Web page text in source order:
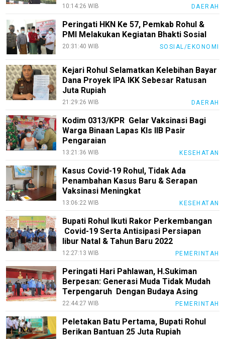
10:14:26 WIB DAERAH
Peringati HKN Ke 57, Pemkab Rohul &
PMI Melakukan Kegiatan Bhakti Sosial
20:31:40 WIB SOSIAL/EKONOMI
Kejari Rohul Selamatkan Kelebihan Bayar
Dana Proyek IPA IKK Sebesar Ratusan
Juta Rupiah
21:29:26 WIB DAERAH
Kodim 0313/KPR Gelar Vaksinasi Bagi
Warga Binaan Lapas Kls IIB Pasir
Pengaraian
13:21:36 WIB KESEHATAN
Kasus Covid-19 Rohul, Tidak Ada
Penambahan Kasus Baru & Serapan
Vaksinasi Meningkat
13:06:22 WIB KESEHATAN
Bupati Rohul Ikuti Rakor Perkembangan
Covid-19 Serta Antisipasi Persiapan
libur Natal & Tahun Baru 2022
12:27:13 WIB PEMERINTAH
Peringati Hari Pahlawan, H.Sukiman
Berpesan: Generasi Muda Tidak Mudah
Terpengaruh Dengan Budaya Asing
22:44:27 WIB PEMERINTAH
Peletakan Batu Pertama, Bupati Rohul
Berikan Bantuan 25 Juta Rupiah